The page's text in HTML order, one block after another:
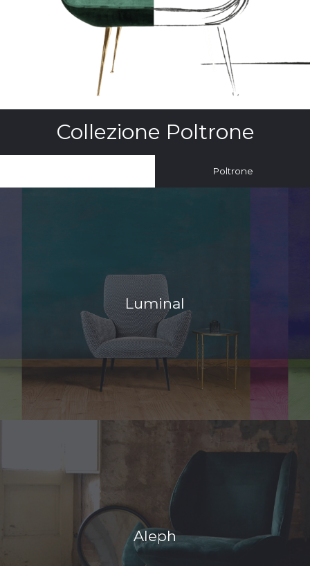
Collezione Poltrone
Poltrone
Luminal
Aleph